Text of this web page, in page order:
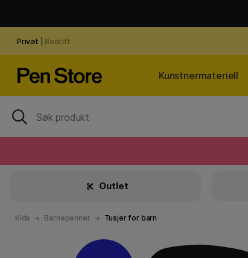
Privat Bedrift
Kunstnermateriell
Outlet
Kids Barnepenner Tusjer for barn